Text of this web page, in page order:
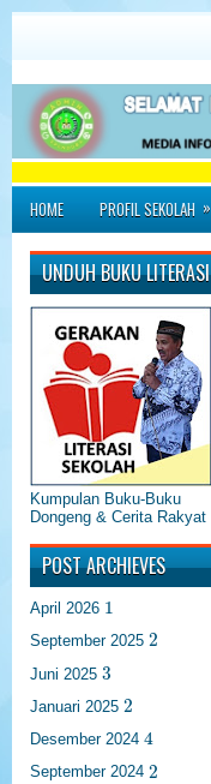
HOME PROFIL SEKOLAH »
UNDUH BUKU LITERASI
Kumpulan Buku-Buku
Dongeng & Cerita Rakyat
POST ARCHIEVES
April 2026 1
1
September 2025 2
2
Juni 2025 3
3
Januari 2025 2
2
Desember 2024 4
4
September 2024 2
2